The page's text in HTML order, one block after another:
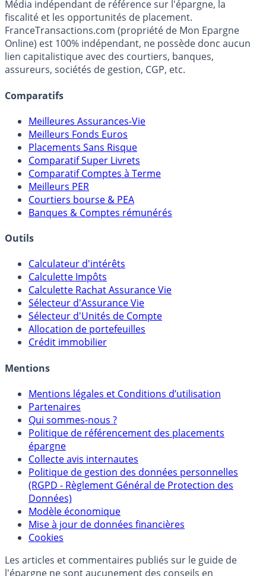
Premier guide épargne de France, en ligne depuis 2001.
Média indépendant de référence sur l'épargne, la
fiscalité et les opportunités de placement.
FranceTransactions.com (propriété de Mon Epargne
Online) est 100% indépendant, ne possède donc aucun
assureurs, sociétés de gestion, CGP, etc.
Comparatifs
Meilleures Assurances-Vie
Meilleurs Fonds Euros
Placements Sans Risque
Comparatif Super Livrets
Comparatif Comptes à Terme
Meilleurs PER
Banques & Comptes rémunérés
Outils
Calculateur d'intérêts
Calculette Impôts
Calculette Rachat Assurance Vie
Sélecteur d'Assurance Vie
Sélecteur d'Unités de Compte
Crédit immobilier
Mentions
Mentions légales et Conditions d’utilisation
Partenaires
Qui sommes-nous ?
Politique de référencement des placements
épargne
Collecte avis internautes
Politique de gestion des données personnelles
(RGPD - Règlement Général de Protection des
Données)
Modèle économique
Cookies